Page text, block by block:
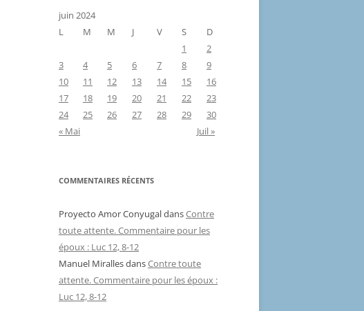
juin 2024
L
M M J V S
D
1
2
3
4 5 6 7 8
9
10
11 12 13 14 15
16
17
18 19 20 21 22
23
24
25 26 27 28 29
30
« Mai
Juil »
COMMENTAIRES RÉCENTS
Proyecto Amor ConyugaldansContre
toute attente. Commentaire pour les
époux : Luc 12, 8-12
Manuel MirallesdansContre toute
attente. Commentaire pour les époux :
Luc 12, 8-12